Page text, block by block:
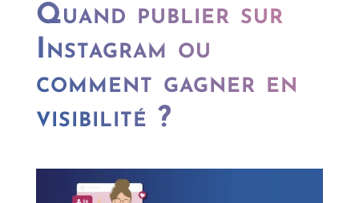
Quand publier sur
Instagram ou
comment gagner en
visibilité ?